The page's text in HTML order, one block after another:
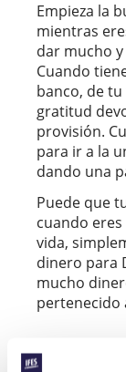
Empieza la
mientras
dar mucho
Cuando
banco, de
gratitud
provisión.
para ir a la
dando una
Puede que
cuando
vida,
dinero para
mucho
pertenecido
¿Qué